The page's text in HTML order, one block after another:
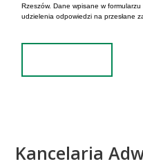
Rzeszów. Dane wpisane w
udzielenia odpowiedzi na przesłane
Kancelaria